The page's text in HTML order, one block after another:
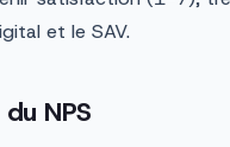
et le SAV.
NPS